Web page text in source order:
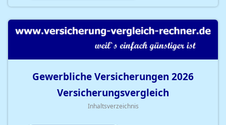
Gewerbliche Versicherungen 2026
Versicherungsvergleich
Inhaltsverzeichnis